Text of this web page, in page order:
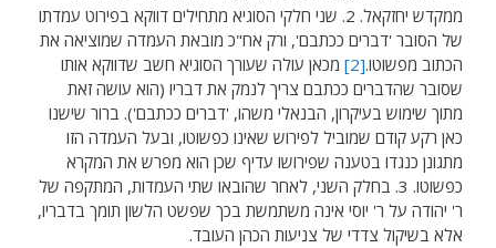
ממקדש יחזקאל. 2. שני חלקי הסוגיא מתחילים דווקא בפירוט עמדתו
של הסובר 'דברים ככתבם', ורק אח"כ מובאת העמדה שמוציאה את
הכתוב מפשוטו.[2]
מכאן עולה שעורך הסוגיא חשב שדווקא אותו
שסובר שהדברים ככתבם צריך לנמק את דבריו (הוא עושה זאת
מתוך שימוש בעיקרון, הבנאלי משהו, 'דברים ככתבם'). ברור שישנו
כאן רקע קודם שמוביל לפירוש שאינו כפשוטו, ובעל העמדה הזו
מתגונן כנגדו בטענה שפירושו עדיף שכן הוא מפרש את המקרא
כפשוטו. 3. בחלק השני, לאחר שהובאו שתי העמדות, המתקפה של
ר' יהודה על ר' יוסי אינה משתמשת בכך שפשט הלשון תומך בדבריו,
אלא בשיקול צדדי של צניעות הכהן העובד.